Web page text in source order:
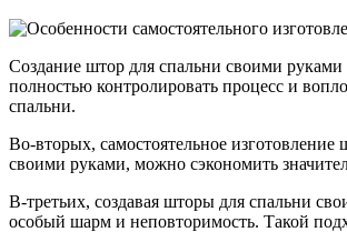
Создание штор для спальни своими руками
полностью контролировать процесс и
спальни.
Во-вторых, самостоятельное
своими руками, можно сэкономить
В-третьих, создавая шторы для спальни
особый шарм и неповторимость. Такой